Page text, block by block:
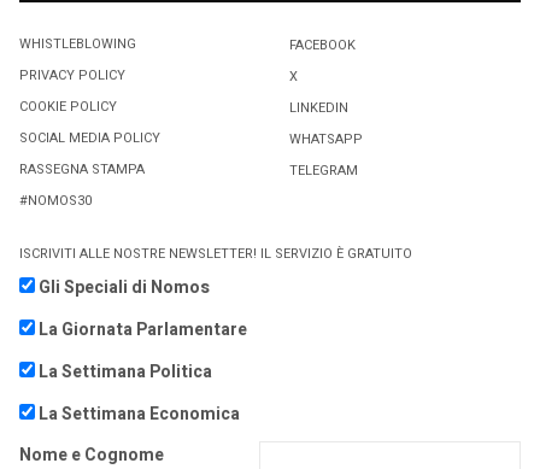
WHISTLEBLOWING
PRIVACY POLICY
COOKIE POLICY
SOCIAL MEDIA POLICY
RASSEGNA STAMPA
#NOMOS30
FACEBOOK
X
LINKEDIN
WHATSAPP
TELEGRAM
ISCRIVITI ALLE NOSTRE NEWSLETTER! IL SERVIZIO È GRATUITO
Gli Speciali di Nomos
La Giornata Parlamentare
La Settimana Politica
La Settimana Economica
Nome e Cognome